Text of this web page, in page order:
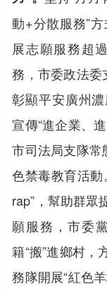
動+分散服務”
展志願服務超
務，市委政法委
彰顯平安廣州
宣傳“進企業、
市司法局支隊常
色禁毒教育活
rap”，幫助群眾
願服務，市委
籍“搬”進鄉村，
務隊開展“紅色